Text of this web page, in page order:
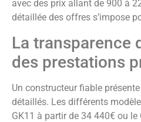
avec des prix allant de 900 à
détaillée des offres s’impose
La transparence
des prestations
Un constructeur fiable
détaillés. Les différents
GK11 à partir de 34 440€ ou le